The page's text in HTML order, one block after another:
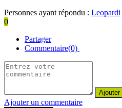
Personnes ayant répondu : Leopardi
0
Partager
Commentaire(0)
Ajouter un commentaire